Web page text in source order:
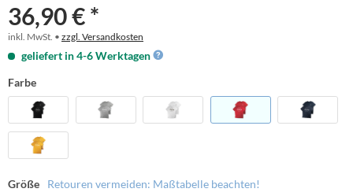
36,90 € *
inkl. MwSt. • zzgl. Versandkosten
geliefert in 4-6 Werktagen
Farbe
Größe Retouren vermeiden: Maßtabelle beachten!